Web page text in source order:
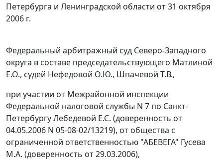
Петербурга и Ленинградской области от 31 октября
2006 г.
Федеральный арбитражный суд Северо-Западного
округа в составе председательствующего Матлиной
Е.О., судей Нефедовой О.Ю., Шпачевой Т.В.,
при участии от Межрайонной инспекции
Федеральной налоговой службы N 7 по Санкт-
Петербургу Лебедевой Е.С. (доверенность от
04.05.2006 N 05-08-02/13219), от общества с
ограниченной ответственностью "АБЕВЕГА" Гусева
М.А. (доверенность от 29.03.2006),